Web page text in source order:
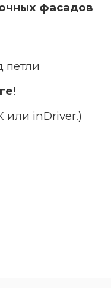
фасадов
петли
!
или inDriver.)